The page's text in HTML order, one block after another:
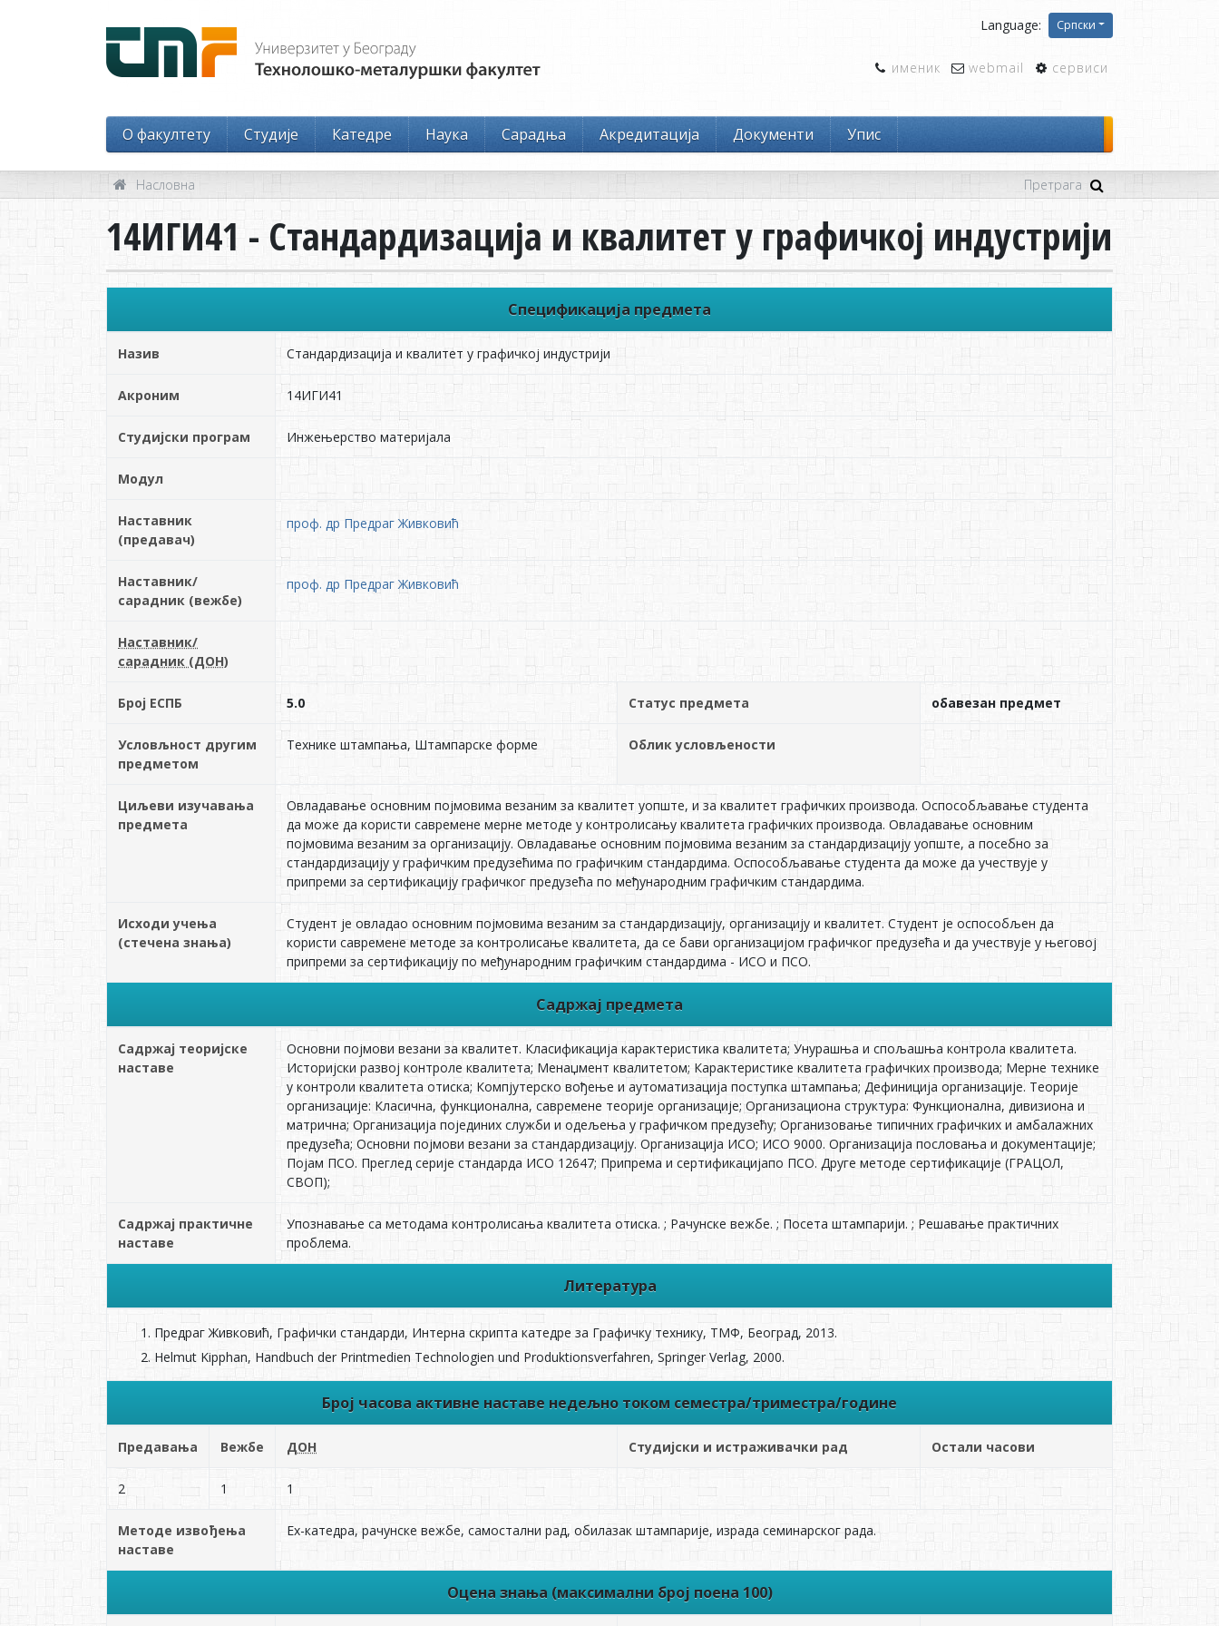
Language: Српски
именик webmail сервиси
O факултету Студије Катедре Наука Сарадња Акредитација Документи Упис
Насловна
14ИГИ41 - Стандардизација и квалитет у графичкој индустрији
Спецификација предмета
Назив Стандардизација и квалитет у графичкој индустрији
Акроним 14ИГИ41
Студијски програм Инжењерство материјала
Модул
Наставник
(предавач)
проф. др Предраг Живковић
Наставник/
сарадник (вежбе)
проф. др Предраг Живковић
Наставник/
сарадник (ДОН)
Број ЕСПБ 5.0 Статус предмета обавезан предмет
Условљност другим
предметом
Технике штампања, Штампарске форме Облик условљености
Циљеви изучавања
предмета
Овладавање основним појмовима везаним за квалитет уопште, и за квалитет графичких производа. Оспособљавање студента
да може да користи савремене мерне методе у контролисању квалитета графичких производа. Овладавање основним
појмовима везаним за организацију. Овладавање основним појмовима везаним за стандардизацију уопште, а посебно за
стандардизацију у графичким предузећима по графичким стандардима. Оспособљавање студента да може да учествује у
припреми за сертификацију графичког предузећа по међународним графичким стандардима.
Исходи учења
(стечена знања)
Студент је овладао основним појмовима везаним за стандардизацију, организацију и квалитет. Студент је оспособљен да
користи савремене методе за контролисање квалитета, да се бави организацијом графичког предузећа и да учествује у његовој
припреми за сертификацију по међународним графичким стандардима - ИСО и ПСО.
Садржај предмета
Садржај теоријске
наставе
Основни појмови везани за квалитет. Класификација карактеристика квалитета; Унурашња и спољашња контрола квалитета.
Историјски развој контроле квалитета; Менаџмент квалитетом; Карактеристике квалитета графичких производа; Мерне технике
у контроли квалитета отиска; Компјутерско вођење и аутоматизација поступка штампања; Дефиниција организације. Теорије
организације: Класична, функционална, савремене теорије организације; Организациона структура: Функционална, дивизиона и
матрична; Организација појединих служби и одељења у графичком предузећу; Организовање типичних графичких и амбалажних
предузећа; Основни појмови везани за стандардизацију. Организација ИСО; ИСО 9000. Организација пословања и документације;
Појам ПСО. Преглед серије стандарда ИСО 12647; Припрема и сертификацијапо ПСО. Друге методе сертификације (ГРАЦОЛ,
СВОП);
Садржај практичне
наставе
Упознавање са методама контролисања квалитета отиска. ; Рачунске вежбе. ; Посета штампарији. ; Решавање практичних
проблема.
Литература
Предраг Живковић, Графички стандарди, Интерна скрипта катедре за Графичку технику, ТМФ, Београд, 2013.
Helmut Kipphan, Handbuch der Printmedien Technologien und Produktionsverfahren, Springer Verlag, 2000.
Број часова активне наставе недељно током семестра/триместра/године
Предавања Вежбе ДОН Студијски и истраживачки рад Остали часови
2 1 1
Методе извођења
наставе
Ex-катедра, рачунске вежбе, самостални рад, обилазак штампарије, израда семинарског рада.
Оцена знања (максимални број поена 100)